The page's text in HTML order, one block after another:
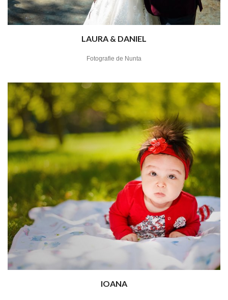
LAURA & DANIEL
Fotografie de Nunta
IOANA